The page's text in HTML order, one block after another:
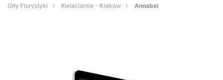
Orły Florystyki Kwiaciarnie - Kraków Annabel